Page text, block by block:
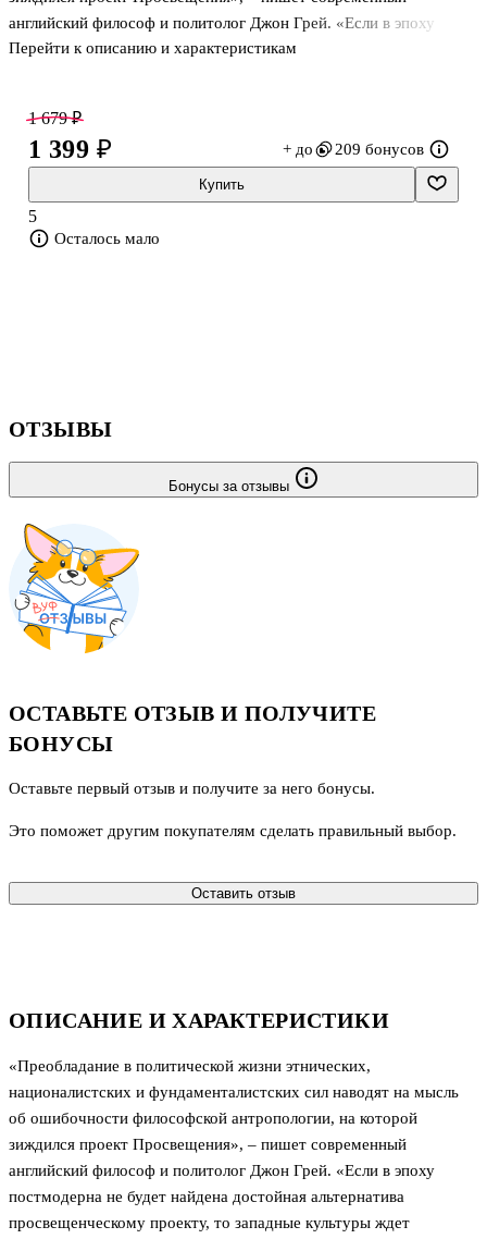
английский философ и политолог Джон Грей. «Если в эпоху
постмодерна не будет найдена достойная альтернатива
окончательный распад», – утверждает Грей. Французский
философ Жан-Франсуа Лиотар подробно исследовал явление
постмодерна в общественной жизни, при котором
обесцениваются все ранее существовавшие понятия о
гуманизме, справедливости и несправедливости, социальном
Перейти к описанию и характеристикам
1 679 ₽
1 399 ₽ + до 209 бонусов
Купить
5
Осталось мало
ОПИСАНИЕ И ХАРАКТЕРИСТИКИ
«Преобладание в политической жизни этнических,
националистских и фундаменталистских сил наводят на мысль
об ошибочности философской антропологии, на которой
зиждился проект Просвещения», – пишет современный
английский философ и политолог Джон Грей. «Если в эпоху
постмодерна не будет найдена достойная альтернатива
просвещенческому проекту, то западные культуры ждет
ОТЗЫВЫ
Бонусы за отзывы
ОСТАВЬТЕ ОТЗЫВ И ПОЛУЧИТЕ
БОНУСЫ
Оставьте первый отзыв и получите за него бонусы.
Это поможет другим покупателям сделать правильный выбор.
Оставить отзыв